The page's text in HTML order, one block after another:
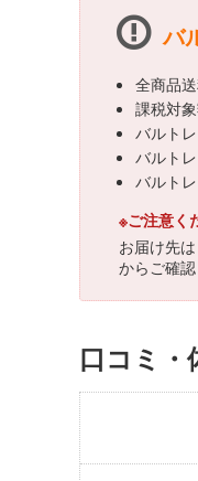
バ
全商品
課税対
バルト
バルト
バルト
※ご注意く
お届け先
からご確認
口コミ・